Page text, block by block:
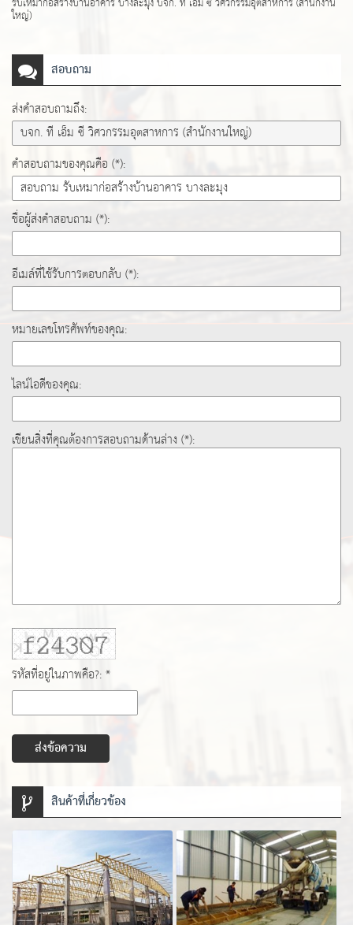
ใหญ่)
สอบถาม
ส่งคำสอบถามถึง:
คำสอบถามของคุณคือ (*):
ชื่อผู้ส่งคำสอบถาม (*):
อีเมล์ที่ใช้รับการตอบกลับ (*):
หมายเลขโทรศัพท์ของคุณ:
ไลน์ไอดีของคุณ:
เขียนสิ่งที่คุณต้องการสอบถามด้านล่าง (*):
รหัสที่อยู่ในภาพคือ?: *
ส่งข้อความ
สินค้าที่เกี่ยวข้อง